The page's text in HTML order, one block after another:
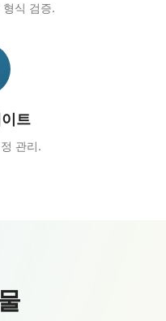
형식 검증.
트
관리.